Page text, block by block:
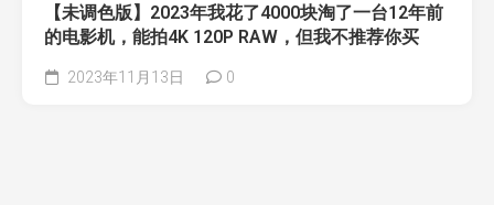
【未调色版】2023年我花了4000块淘了一台12年前
的电影机，能拍4K 120P RAW，但我不推荐你买
2023年11月13日 0